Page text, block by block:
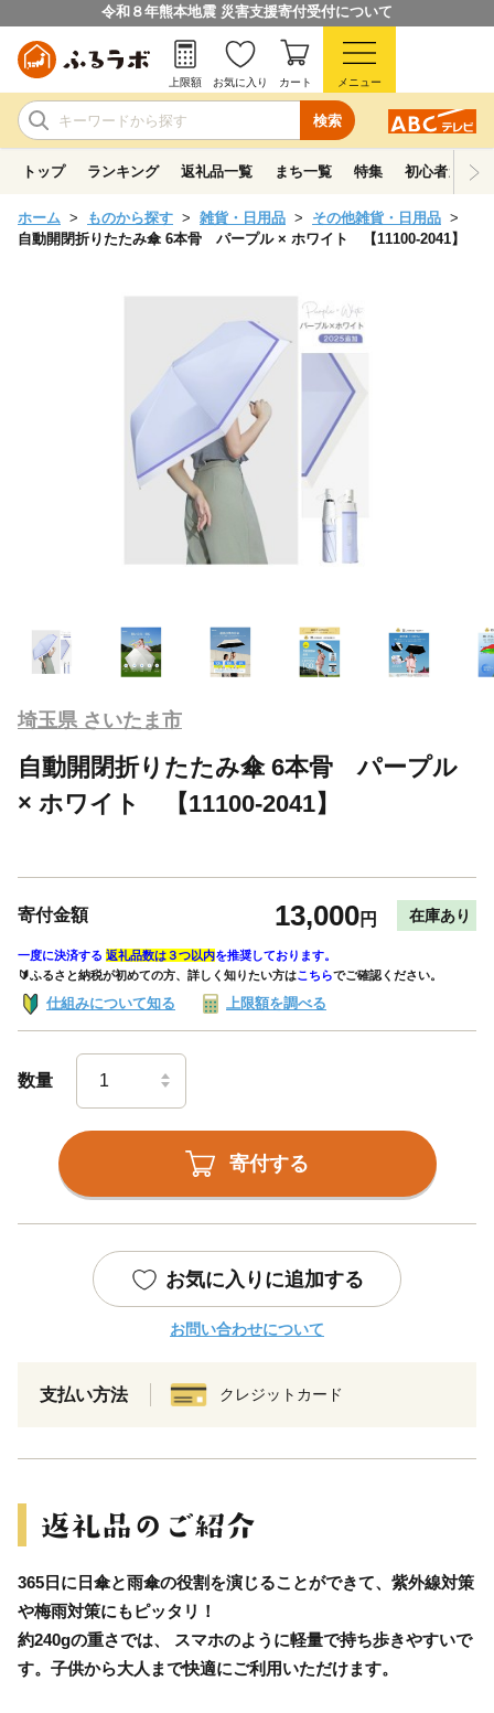
令和８年熊本地震 災害支援寄付受付について
検索
上限額 お気に入り カート メニュー
トップ ランキング 返礼品一覧 まち一覧 特集 初心者ガイド
ホーム ものから探す 雑貨・日用品
その他雑貨・日用品
自動開閉折りたたみ傘 6本骨 パープル × ホワイト 【11100-2041】
埼玉県 さいたま市
自動開閉折りたたみ傘 6本骨 パープル
× ホワイト 【11100-2041】
寄付金額 13,000円 在庫あり
一度に決済する 返礼品数は３つ以内を推奨しております。
🔰ふるさと納税が初めての方、詳しく知りたい方はこちらでご確認ください。
仕組みについて知る 上限額を調べる
数量
寄付する
お気に入りに追加する
お問い合わせについて
支払い方法 クレジットカード
365日に日傘と雨傘の役割を演じることができて、紫外線対策
や梅雨対策にもピッタリ！
約240gの重さでは、 スマホのように軽量で持ち歩きやすいで
す。子供から大人まで快適にご利用いただけます。